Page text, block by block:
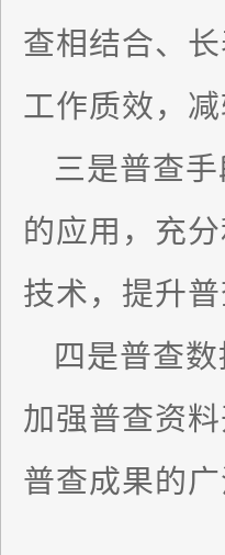
查相结合、
工作质效，减
三是普查
的应用，充
技术，提升普
四是普查
加强普查资
普查成果的广